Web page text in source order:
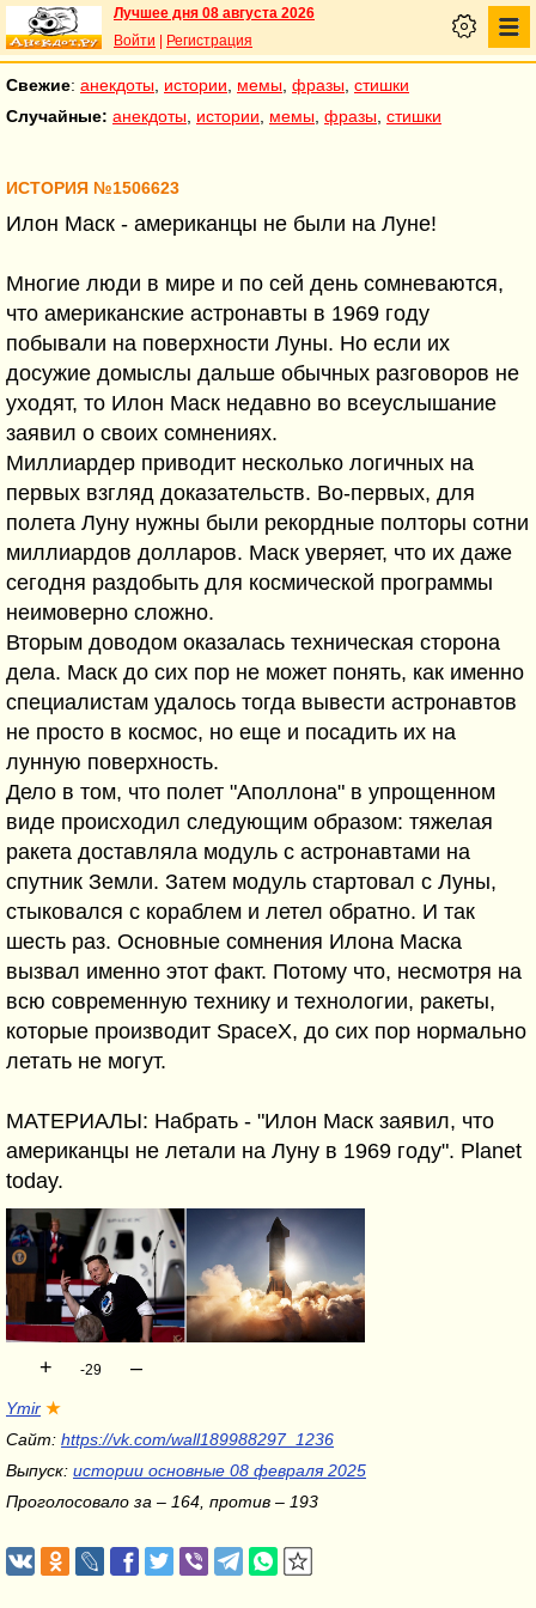
Лучшее дня 08 августа 2026
Войти
Регистрация
Свежие: анекдоты истории мемы фразы стишки
Случайные: анекдоты истории мемы фразы стишки
ИСТОРИЯ №1506623
Илон Маск - американцы не были на Луне!
Многие люди в мире и по сей день сомневаются,
что американские астронавты в 1969 году
побывали на поверхности Луны. Но если их
досужие домыслы дальше обычных разговоров не
уходят, то Илон Маск недавно во всеуслышание
заявил о своих сомнениях.
Миллиардер приводит несколько логичных на
первых взгляд доказательств. Во-первых, для
полета Луну нужны были рекордные полторы сотни
миллиардов долларов. Маск уверяет, что их даже
сегодня раздобыть для космической программы
неимоверно сложно.
Вторым доводом оказалась техническая сторона
дела. Маск до сих пор не может понять, как именно
специалистам удалось тогда вывести астронавтов
не просто в космос, но еще и посадить их на
лунную поверхность.
Дело в том, что полет "Аполлона" в упрощенном
виде происходил следующим образом: тяжелая
ракета доставляла модуль с астронавтами на
спутник Земли. Затем модуль стартовал с Луны,
стыковался с кораблем и летел обратно. И так
шесть раз. Основные сомнения Илона Маска
вызвал именно этот факт. Потому что, несмотря на
всю современную технику и технологии, ракеты,
которые производит SpaceX, до сих пор нормально
летать не могут.
МАТЕРИАЛЫ: Набрать - "Илон Маск заявил, что
американцы не летали на Луну в 1969 году". Planet
today.
+ -29 –
Ymir ★
Сайт: https://vk.com/wall189988297_1236
Выпуск: истории основные 08 февраля 2025
Проголосовало за – 164, против – 193